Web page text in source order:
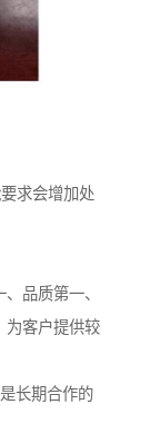
求会增加处
品质第一、
为客户提供较
长期合作的